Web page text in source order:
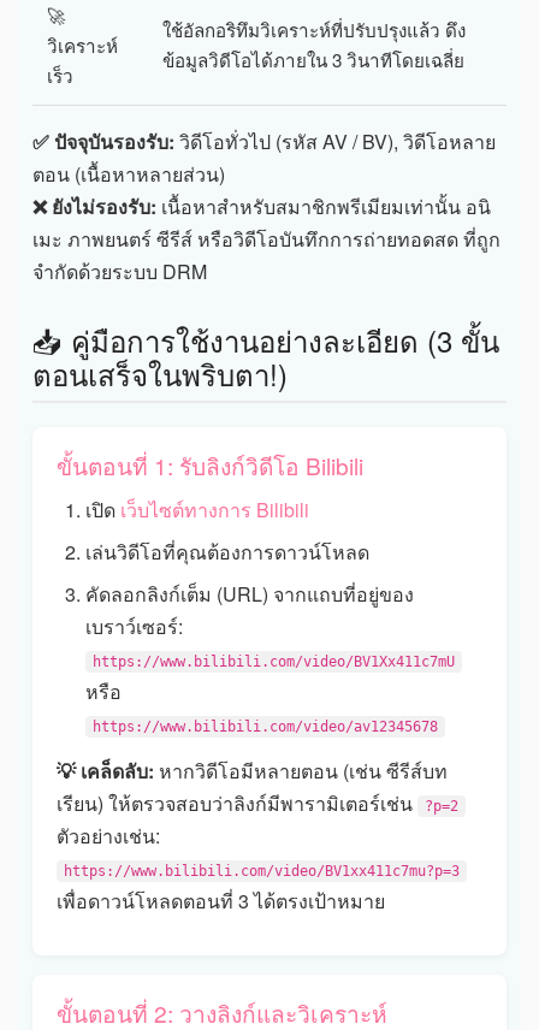
🚀
วิเคราะห์
เร็ว
ใช้อัลกอริทึมวิเคราะห์ที่ปรับปรุงแล้ว ดึง
ข้อมูลวิดีโอได้ภายใน 3 วินาทีโดยเฉลี่ย
✅ ปัจจุบันรองรับ: วิดีโอทั่วไป (รหัส AV / BV), วิดีโอหลาย
ตอน (เนื้อหาหลายส่วน)
❌ ยังไม่รองรับ: เนื้อหาสำหรับสมาชิกพรีเมียมเท่านั้น อนิ
เมะ ภาพยนตร์ ซีรีส์ หรือวิดีโอบันทึกการถ่ายทอดสด ที่ถูก
จำกัดด้วยระบบ DRM
📥 คู่มือการใช้งานอย่างละเอียด (3 ขั้น
ตอนเสร็จในพริบตา!)
ขั้นตอนที่ 1: รับลิงก์วิดีโอ Bilibili
เปิด เว็บไซต์ทางการ Bilibili
เล่นวิดีโอที่คุณต้องการดาวน์โหลด
คัดลอกลิงก์เต็ม (URL) จากแถบที่อยู่ของ
เบราว์เซอร์:
https://www.bilibili.com/video/BV1Xx411c7mU
หรือ
https://www.bilibili.com/video/av12345678
💡 เคล็ดลับ: หากวิดีโอมีหลายตอน (เช่น ซีรีส์บท
เรียน) ให้ตรวจสอบว่าลิงก์มีพารามิเตอร์เช่น
?p=2
ตัวอย่างเช่น:
https://www.bilibili.com/video/BV1xx411c7mu?p=3
เพื่อดาวน์โหลดตอนที่ 3 ได้ตรงเป้าหมาย
ขั้นตอนที่ 2: วางลิงก์และวิเคราะห์